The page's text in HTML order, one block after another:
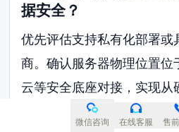
据安全？
优先评估支持私有化部署或
商。确认服务器物理位置位
云等安全底座对接，实现从
微信咨询 在线客服 售